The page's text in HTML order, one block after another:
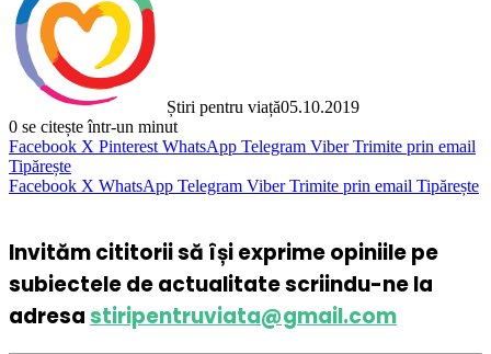
Știri pentru viață05.10.2019
0 se citește într-un minut
Facebook X Pinterest WhatsApp Telegram Viber Trimite prin email
Tipărește
Facebook X WhatsApp Telegram Viber Trimite prin email Tipărește
Invităm cititorii să își exprime opiniile pe
subiectele de actualitate scriindu-ne la
adresastiripentruviata@gmail.com